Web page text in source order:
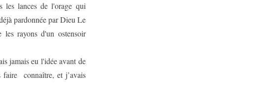
les lances de l'orage qui
pardonnée par Dieu Le
les rayons d'un ostensoir
jamais eu l'idée avant de
faire connaître, et j’avais